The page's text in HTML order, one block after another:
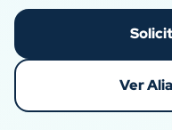
Ver